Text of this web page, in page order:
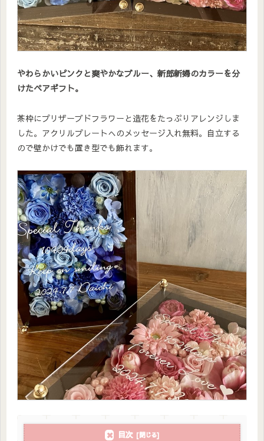
やわらかいピンクと爽やかなブルー、新郎新婦のカラーを分
けたペアギフト。
茶枠にプリザーブドフラワーと造花をたっぷりアレンジしま
した。アクリルプレートへのメッセージ入れ無料。自立する
ので壁かけでも置き型でも飾れます。
目次